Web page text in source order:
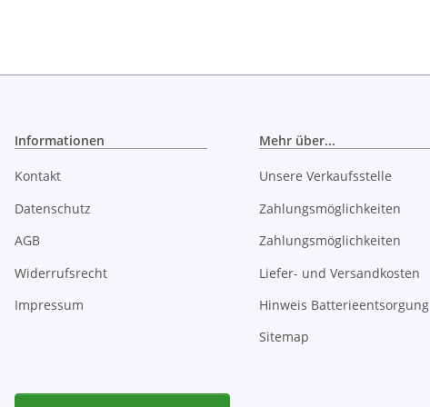
Informationen
Kontakt
Datenschutz
AGB
Widerrufsrecht
Impressum
Mehr über...
Unsere Verkaufsstelle
Zahlungsmöglichkeiten
Zahlungsmöglichkeiten
Liefer- und Versandkosten
Hinweis Batterieentsorgung
Sitemap